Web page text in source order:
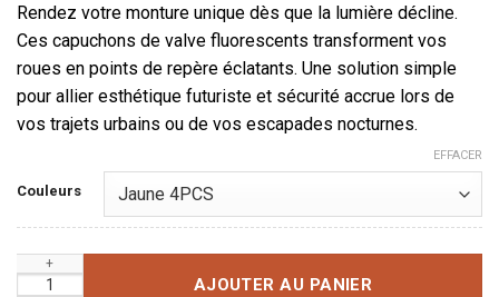
Rendez votre monture unique dès que la lumière décline.
Ces capuchons de valve fluorescents transforment vos
roues en points de repère éclatants. Une solution simple
pour allier esthétique futuriste et sécurité accrue lors de
vos trajets urbains ou de vos escapades nocturnes.
Couleurs
EFFACER
quantité de Bouchons de Valve Lumineux Haute Visibilité
AJOUTER AU PANIER